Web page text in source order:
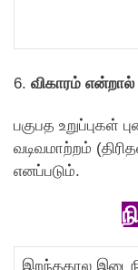
6. விகாரம்
பகுபத உறுப்புகள்
வடிவமாற்றம்
எனப்படும்.
இறந்தகால